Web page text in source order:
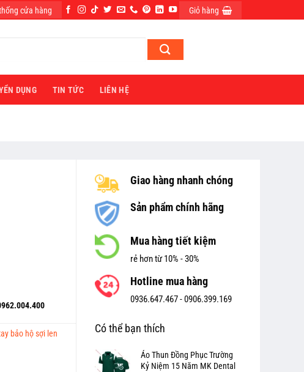
cửa hàng Giỏ hàng
DỤNG TIN TỨC LIÊN HỆ
Giao hàng nhanh chóng
Sản phẩm chính hãng
Mua hàng tiết kiệm
rẻ hơn từ 10% - 30%
Hotline mua hàng
0936.647.467 -0906.399.169
Có thể bạn thích
Áo Thun Đồng Phục Trường
Kỷ Niệm 15 Năm MK Dental
bảo hộ sợi len